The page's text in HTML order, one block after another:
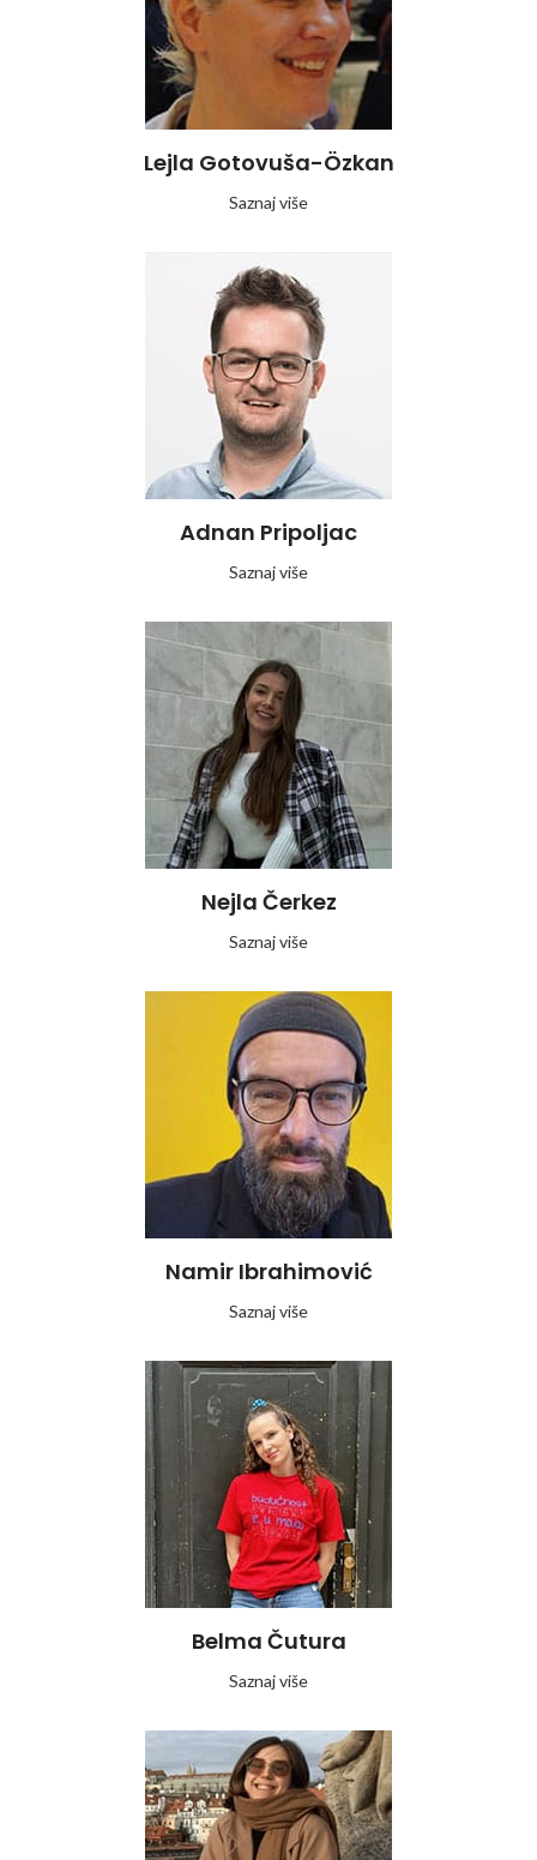
Lejla Gotovuša-Özkan
Saznaj više
Adnan Pripoljac
Saznaj više
Nejla Čerkez
Saznaj više
Namir Ibrahimović
Saznaj više
Belma Čutura
Saznaj više